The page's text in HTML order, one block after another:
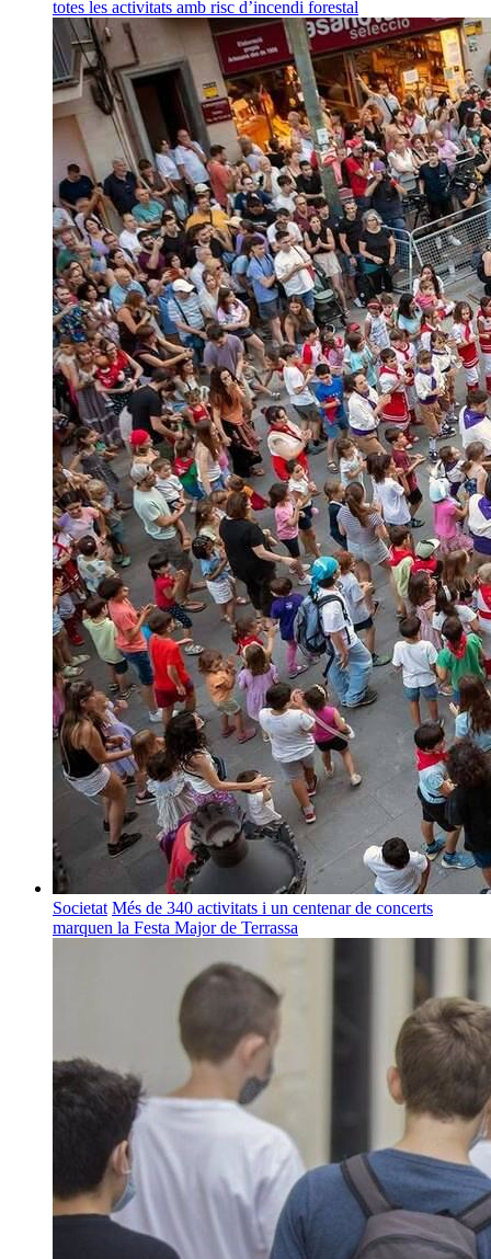
totes les activitats amb risc d’incendi forestal
Societat Més de 340 activitats i un centenar de concerts
marquen la Festa Major de Terrassa